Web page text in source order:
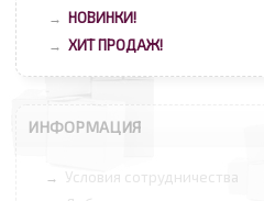
→ НОВИНКИ!
→ ХИТ ПРОДАЖ!
ИНФОРМАЦИЯ
→ Условия сотрудничества